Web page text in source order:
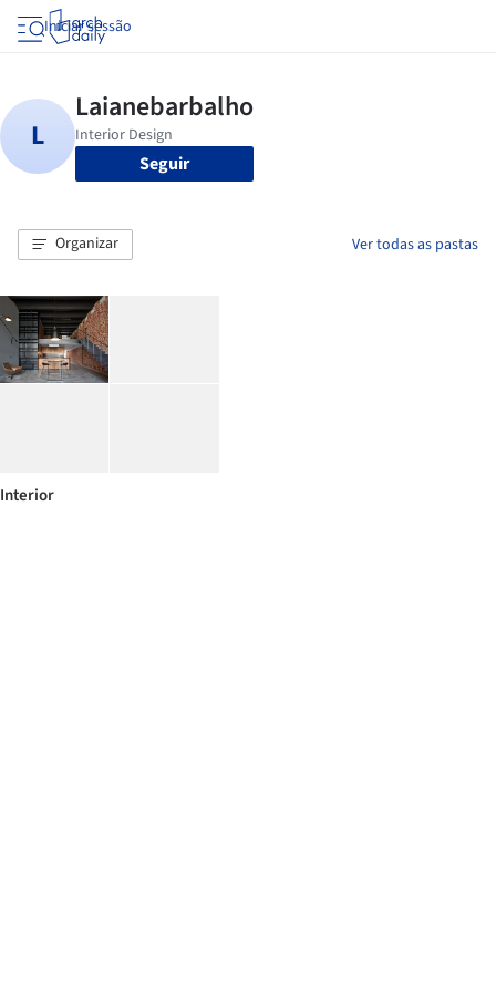
Iniciar sessão
Seguir
Organizar Ver todas as pastas
Interior